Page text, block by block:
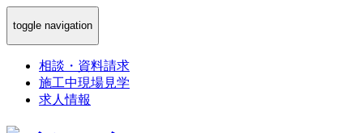
toggle navigation
相談 ・ 資料請求
施工中現場見学
求人情報